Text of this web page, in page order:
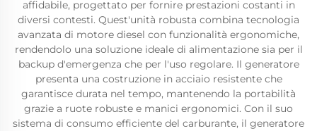
affidabile, progettato per fornire prestazioni costanti in
diversi contesti. Quest'unità robusta combina tecnologia
avanzata di motore diesel con funzionalità ergonomiche,
rendendolo una soluzione ideale di alimentazione sia per il
backup d'emergenza che per l'uso regolare. Il generatore
presenta una costruzione in acciaio resistente che
garantisce durata nel tempo, mantenendo la portabilità
grazie a ruote robuste e manici ergonomici. Con il suo
sistema di consumo efficiente del carburante, il generatore